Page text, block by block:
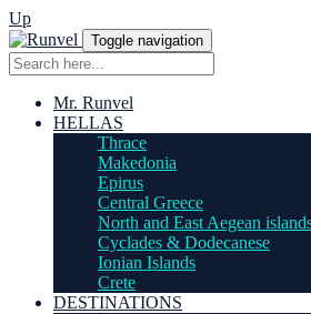
Up
Toggle navigation
Mr. Runvel
HELLAS
Thrace
Makedonia
Epirus
Central Greece
North and East Aegean
Cyclades & Dodecanese
Ionian Islands
Crete
DESTINATIONS